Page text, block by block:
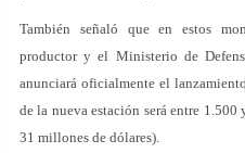
También señaló que en estos
productor y el Ministerio de
anunciará oficialmente el
de la nueva estación será entre
31 millones de dólares).